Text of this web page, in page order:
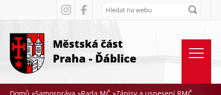
Rovnou na obsah
Rovnou na menu
Rovnou na kontakt
Městská část
Praha - Ďáblice